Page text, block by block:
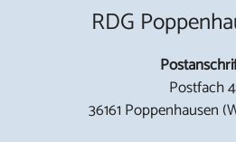
RDG
Postfach 4
36161 Poppenhausen